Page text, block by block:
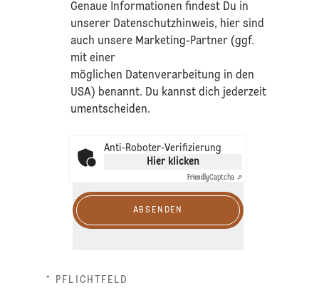
​Genaue Informationen findest Du in
unserer Datenschutzhinweis, hier sind
auch unsere Marketing-Partner (ggf.
mit einer
möglichen Datenverarbeitung in den
USA) benannt. Du kannst dich jederzeit
umentscheiden.
Anti-Roboter-Verifizierung
Hier klicken
FriendlyCaptcha ⇗
ABSENDEN
* PFLICHTFELD